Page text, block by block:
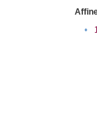
•